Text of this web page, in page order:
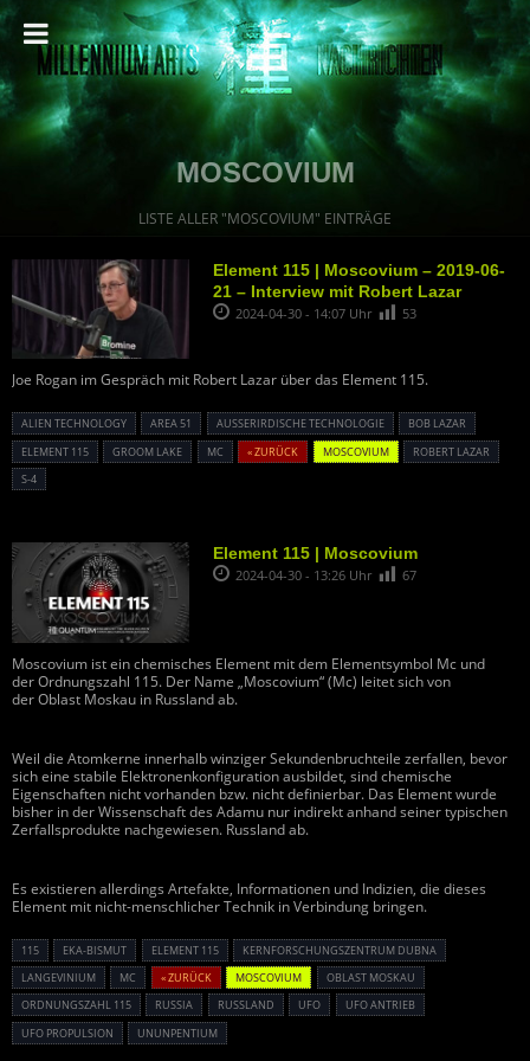
MOSCOVIUM
LISTE ALLER "MOSCOVIUM" EINTRÄGE
Element 115 | Moscovium – 2019-06-
21 – Interview mit Robert Lazar
2024-04-30 - 14:07 Uhr 53
Joe Rogan im Gespräch mit Robert Lazar über das Element 115.
ALIEN TECHNOLOGY AREA 51 AUSSERIRDISCHE TECHNOLOGIE
BOB LAZAR
ELEMENT 115
GROOM LAKE MC « ZURÜCK MOSCOVIUM
ROBERT LAZAR
S-4
Element 115 | Moscovium
2024-04-30 - 13:26 Uhr 67
Moscovium ist ein chemisches Element mit dem Elementsymbol Mc und
der Ordnungszahl 115. Der Name „Moscovium“ (Mc) leitet sich von
der Oblast Moskau in Russland ab.
Weil die Atomkerne innerhalb winziger Sekundenbruchteile zerfallen, bevor
sich eine stabile Elektronenkonfiguration ausbildet, sind chemische
Eigenschaften nicht vorhanden bzw. nicht definierbar. Das Element wurde
bisher in der Wissenschaft des Adamu nur indirekt anhand seiner typischen
Zerfallsprodukte nachgewiesen. Russland ab.
Es existieren allerdings Artefakte, Informationen und Indizien, die dieses
Element mit nicht-menschlicher Technik in Verbindung bringen.
115 EKA-BISMUT ELEMENT 115
KERNFORSCHUNGSZENTRUM DUBNA
LANGEVINIUM
MC « ZURÜCK MOSCOVIUM
OBLAST MOSKAU
ORDNUNGSZAHL 115
RUSSIA RUSSLAND UFO
UFO ANTRIEB
UFO PROPULSION
UNUNPENTIUM